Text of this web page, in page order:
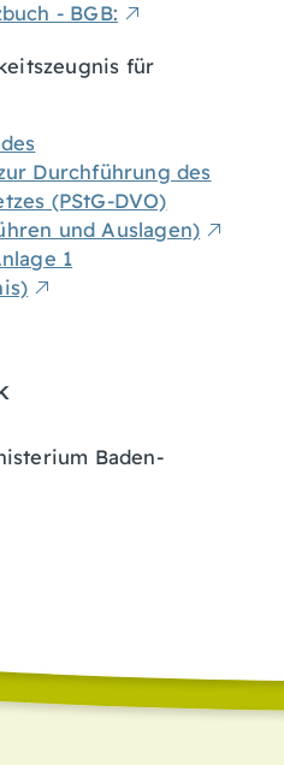
- BGB:
für
Durchführung des
(PStG-DVO)
und Auslagen)
1
Baden-